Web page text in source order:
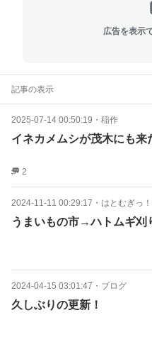
広告を表示
記事の表示
2025-07-14 00:50:19 ・ 稲作
イネカメムシが茂木にも来
2
2024-11-11 00:29:17 ・ はとむぎっ！
うまいもの市→ハトムギ刈
2024-04-15 03:01:47 ・ ブログ
久しぶりの更新！